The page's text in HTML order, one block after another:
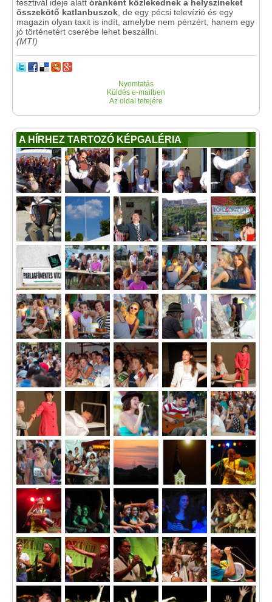
fesztivál ideje alatt óránként közlekednek a helyszíneket
összekötő katlanbuszok , de egy pécsi televízió és egy
magazin olyan taxit is indít, amelybe nem pénzért, hanem egy
jó történetért cserébe lehet beszállni.
(MTI)
Nyomtatás
Küldés e-mailben
Az oldal tetejére
A HÍRHEZ TARTOZÓ KÉPGALÉRIA